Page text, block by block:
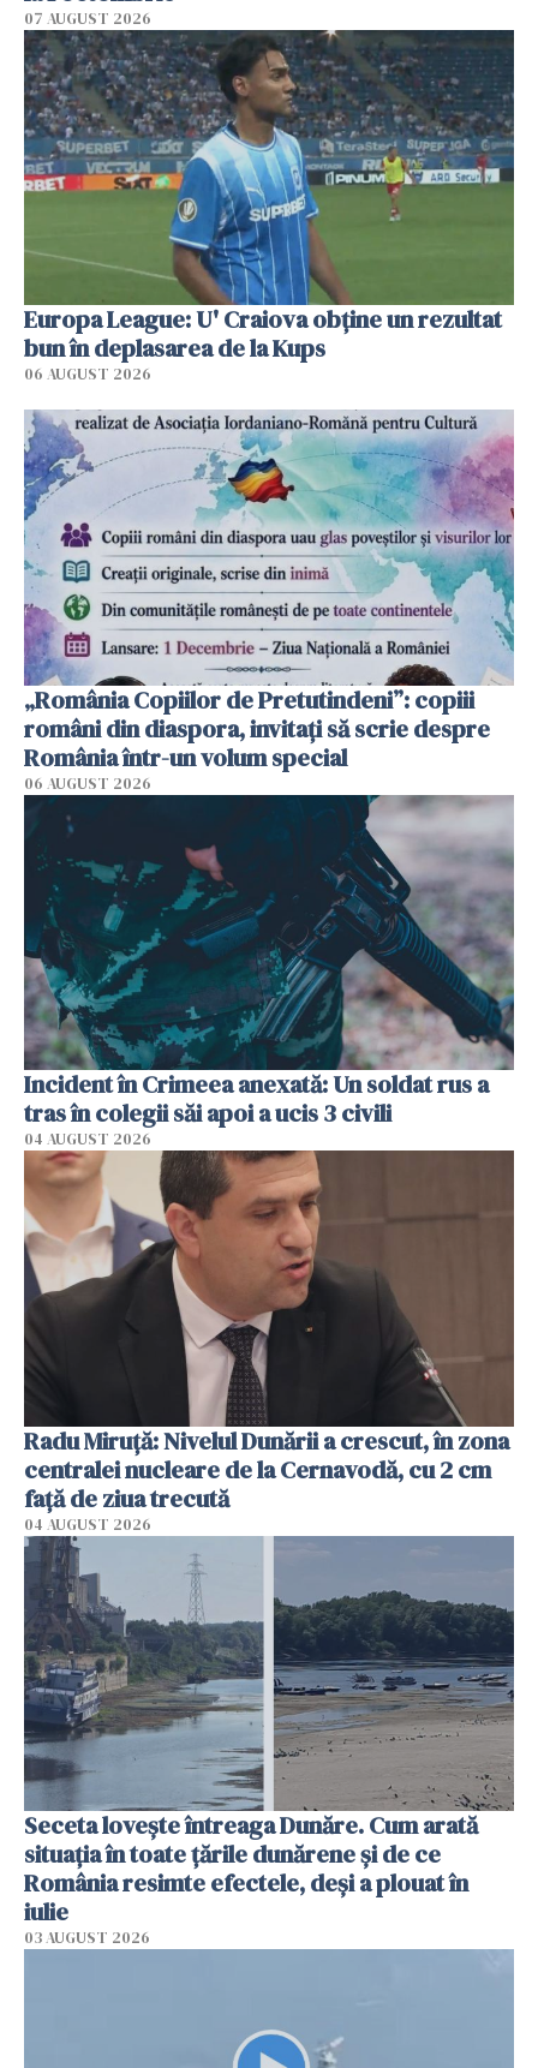
07 AUGUST 2026
Europa League: U' Craiova obține un rezultat
bun în deplasarea de la Kups
06 AUGUST 2026
„România Copiilor de Pretutindeni”: copiii
români din diaspora, invitați să scrie despre
România într-un volum special
06 AUGUST 2026
Incident în Crimeea anexată: Un soldat rus a
tras în colegii săi apoi a ucis 3 civili
04 AUGUST 2026
Radu Miruţă: Nivelul Dunării a crescut, în zona
centralei nucleare de la Cernavodă, cu 2 cm
faţă de ziua trecută
04 AUGUST 2026
Seceta lovește întreaga Dunăre. Cum arată
situația în toate țările dunărene și de ce
România resimte efectele, deși a plouat în
iulie
03 AUGUST 2026